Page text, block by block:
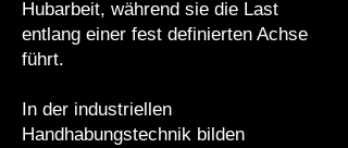
Hubarbeit, während sie die Last
entlang einer fest definierten Achse
führt.
In der industriellen
Handhabungstechnik bilden